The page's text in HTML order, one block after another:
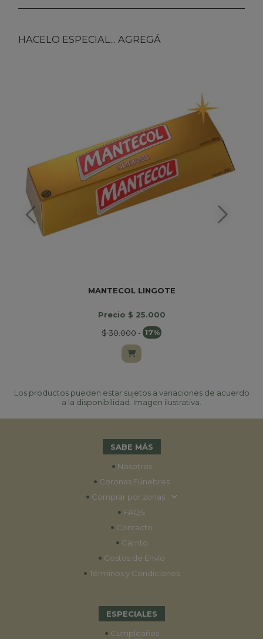
HACELO ESPECIAL... AGREGÁ
MANTECOL LINGOTE
Precio $ 25.000
$ 30.000- 17%
Los productos pueden estar sujetos a variaciones de acuerdo
a la disponibilidad. Imagen ilustrativa.
SABE MÁS
• Nosotros
• Coronas Fúnebres
• Comprar por zonas
• FAQS
• Contacto
• Carrito
• Costos de Envío
• Términos y Condiciones
ESPECIALES
• Cumpleaños